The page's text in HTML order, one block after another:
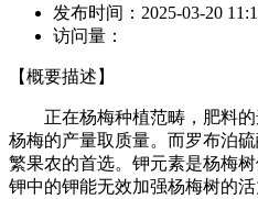
发布时间： 2025-03-20
访问量：
【概要描述】
正在杨梅种植范畴，肥料的
杨梅的产量取质量。而罗布泊
繁果农的首选。钾元素是杨梅
钾中的钾能无效加强杨梅树的